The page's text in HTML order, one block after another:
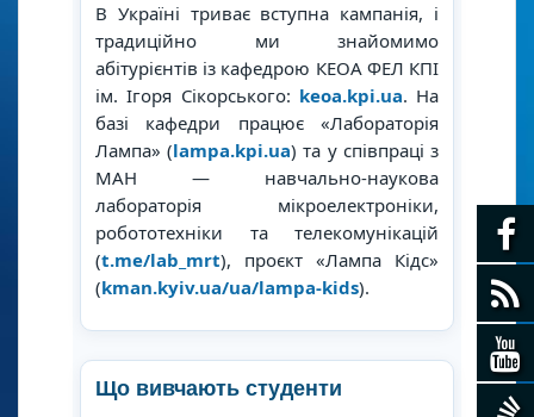
В Україні триває вступна кампанія, і
традиційно ми знайомимо
абітурієнтів із кафедрою КЕОА ФЕЛ КПІ
ім. Ігоря Сікорського: keoa.kpi.ua. На
базі кафедри працює «Лабораторія
Лампа» (lampa.kpi.ua) та у співпраці з
МАН — навчально-наукова
лабораторія мікроелектроніки,
робототехніки та телекомунікацій
(t.me/lab_mrt), проєкт «Лампа Кідс»
(kman.kyiv.ua/ua/lampa-kids).
Що вивчають студенти